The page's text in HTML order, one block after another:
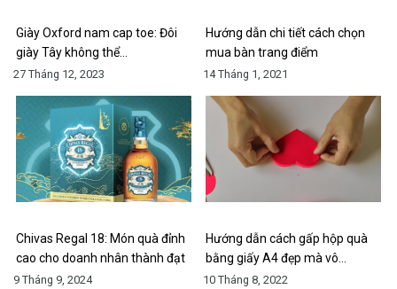
Giày Oxford nam cap toe: Đôi
giày Tây không thể…
27 Tháng 12, 2023
Hướng dẫn chi tiết cách chọn
mua bàn trang điểm
14 Tháng 1, 2021
Chivas Regal 18: Món quà đỉnh
cao cho doanh nhân thành đạt
9 Tháng 9, 2024
Hướng dẫn cách gấp hộp quà
bằng giấy A4 đẹp mà vô…
10 Tháng 8, 2022